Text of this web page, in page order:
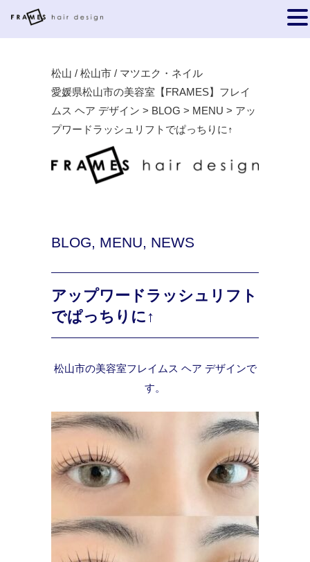
松山 / 松山市 / マツエク・ネイル
愛媛県松山市の美容室【FRAMES】フレイ
ムス ヘア デザイン > BLOG > MENU > アッ
プワードラッシュリフトでぱっちりに↑
BLOG, MENU, NEWS
アップワードラッシュリフト
でぱっちりに↑
松山市の美容室フレイムス ヘア デザインで
す。